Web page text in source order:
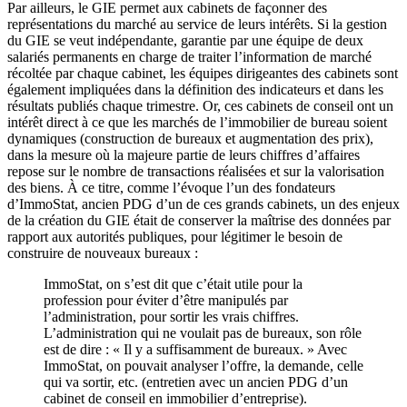
Par ailleurs, le GIE permet aux cabinets de façonner des
représentations du marché au service de leurs intérêts. Si la gestion
du GIE se veut indépendante, garantie par une équipe de deux
salariés permanents en charge de traiter l’information de marché
récoltée par chaque cabinet, les équipes dirigeantes des cabinets sont
également impliquées dans la définition des indicateurs et dans les
résultats publiés chaque trimestre. Or, ces cabinets de conseil ont un
intérêt direct à ce que les marchés de l’immobilier de bureau soient
dynamiques (construction de bureaux et augmentation des prix),
dans la mesure où la majeure partie de leurs chiffres d’affaires
repose sur le nombre de transactions réalisées et sur la valorisation
des biens. À ce titre, comme l’évoque l’un des fondateurs
d’ImmoStat, ancien PDG d’un de ces grands cabinets, un des enjeux
de la création du GIE était de conserver la maîtrise des données par
rapport aux autorités publiques, pour légitimer le besoin de
construire de nouveaux bureaux :
ImmoStat, on s’est dit que c’était utile pour la
profession pour éviter d’être manipulés par
l’administration, pour sortir les vrais chiffres.
L’administration qui ne voulait pas de bureaux, son rôle
est de dire : « Il y a suffisamment de bureaux. » Avec
ImmoStat, on pouvait analyser l’offre, la demande, celle
qui va sortir, etc. (entretien avec un ancien PDG d’un
cabinet de conseil en immobilier d’entreprise).